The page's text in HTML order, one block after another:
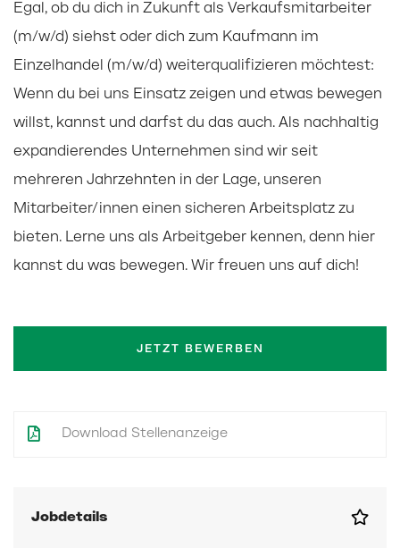
Egal, ob du dich in Zukunft als Verkaufsmitarbeiter
(m/w/d) siehst oder dich zum Kaufmann im
Einzelhandel (m/w/d) weiterqualifizieren möchtest:
Wenn du bei uns Einsatz zeigen und etwas bewegen
willst, kannst und darfst du das auch. Als nachhaltig
expandierendes Unternehmen sind wir seit
mehreren Jahrzehnten in der Lage, unseren
Mitarbeiter/innen einen sicheren Arbeitsplatz zu
bieten. Lerne uns als Arbeitgeber kennen, denn hier
kannst du was bewegen. Wir freuen uns auf dich!
JETZT BEWERBEN
Download Stellenanzeige
Jobdetails